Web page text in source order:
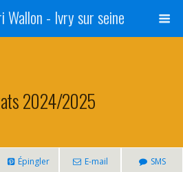
Wallon - Ivry sur seine
2024/2025
Épingler E-mail SMS